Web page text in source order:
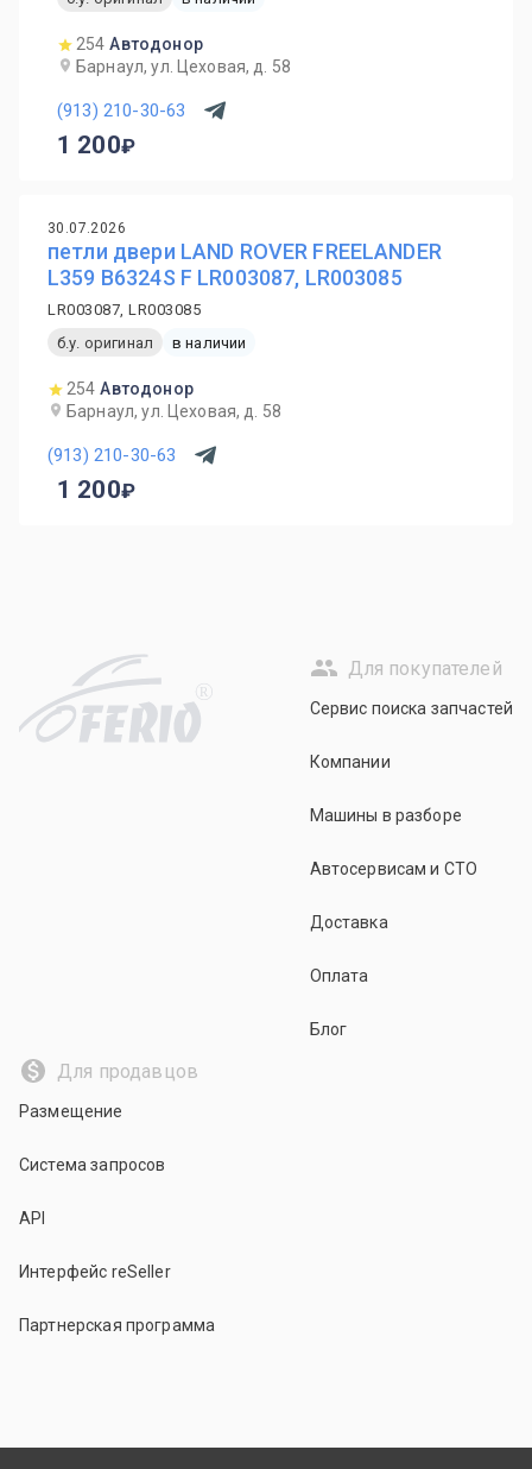
254 Автодонор
Барнаул, ул. Цеховая, д. 58
(913) 210-30-63
1 200
30.07.2026
петли двери LAND ROVER FREELANDER
L359 B6324S F LR003087, LR003085
LR003087, LR003085
б.у. оригинал
в наличии
254 Автодонор
Барнаул, ул. Цеховая, д. 58
(913) 210-30-63
1 200
R
Для покупателей
Сервис поиска запчастей
Компании
Машины в разборе
Автосервисам и СТО
Доставка
Оплата
Блог
Для продавцов
Размещение
Система запросов
API
Интерфейс reSeller
Партнерская программа